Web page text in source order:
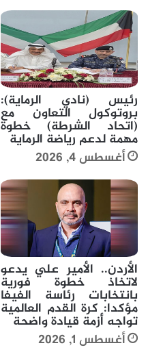
رئيس (نادي الرماية):
بروتوكول التعاون مع
(اتحاد الشرطة) خطوة
مهمة لدعم رياضة الرماية
أغسطس 4, 2026
الأردن.. الأمير علي يدعو
لاتخاذ خطوة فورية
بانتخابات رئاسة الفيفا
مؤكدا: كرة القدم العالمية
تواجه أزمة قيادة واضحة
أغسطس 1, 2026